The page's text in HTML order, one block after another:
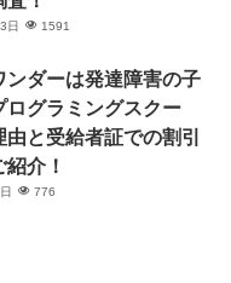
日 1591
ンダーは発達障害の子
ログラミングスクー
と受給者証での割引
介！
776